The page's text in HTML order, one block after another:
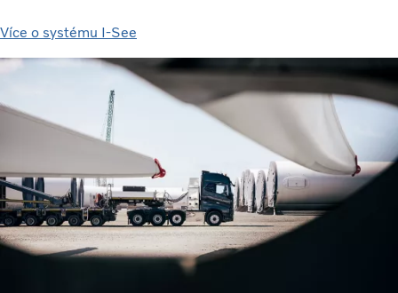
Více o systému I-See